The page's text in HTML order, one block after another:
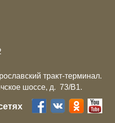
тракт-терминал.
шоссе, д. 73/B1.